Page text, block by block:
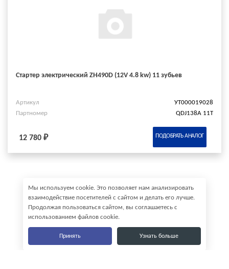
Стартер электрический ZH490D (12V 4.8 kw) 11 зубьев
Артикул
УТ000019028
Партномер
QDJ138A 11T
12 780 ₽ ПОДОБРАТЬ АНАЛОГ
Мы используем cookie. Это позволяет нам анализировать
взаимодействие посетителей с сайтом и делать его лучше.
Продолжая пользоваться сайтом, вы соглашаетесь с
использованием файлов cookie.
Принять Узнать больше